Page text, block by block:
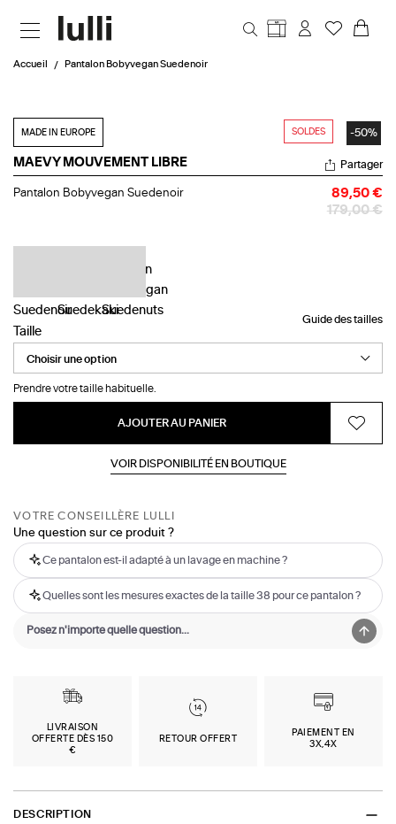
Accueil Pantalon Bobyvegan Suedenoir
SOLDES -50%
MADE IN EUROPE
MAEVY MOUVEMENT LIBRE
Pantalon
Partager
Pantalon Bobyvegan Suedenoir
179,00 €
89,50 €
Guide des tailles
Taille
Prendre votre taille habituelle.
AJOUTER AU PANIER
VOIR DISPONIBILITÉ EN BOUTIQUE
VOTRE CONSEILLÈRE LULLI
Une question sur ce produit ?
Ce pantalon est-il adapté à un lavage en machine ?
Quelles sont les mesures exactes de la taille 38 pour ce pantalon ?
LIVRAISON
OFFERTE DÈS 150
€
RETOUR OFFERT
PAIEMENT EN
3X,4X
DESCRIPTION